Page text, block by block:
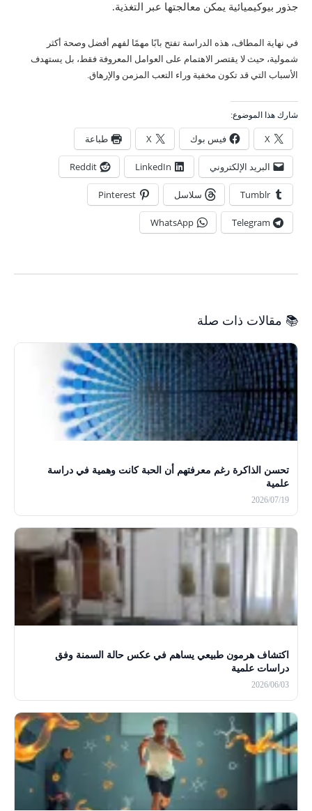
جذور بيوكيميائية يمكن معالجتها عبر التغذية.
في نهاية المطاف، هذه الدراسة تفتح بابًا مهمًا لفهم أفضل وصحة أكثر
شمولية، حيث لا يقتصر الاهتمام على العوامل المعروفة فقط، بل يستهدف
الأسباب التي قد تكون مخفية وراء التعب المزمن والإرهاق.
شارك هذا الموضوع:
X فيس بوك X طباعة
البريد الإلكتروني LinkedIn
Reddit
Tumblr سلاسل Pinterest
Telegram
WhatsApp
📚 مقالات ذات صلة
تحسن الذاكرة رغم معرفتهم أن الحبة كانت وهمية في دراسة
علمية
2026/07/19
اكتشاف هرمون طبيعي يساهم في عكس حالة السمنة وفق
دراسات علمية
2026/06/03